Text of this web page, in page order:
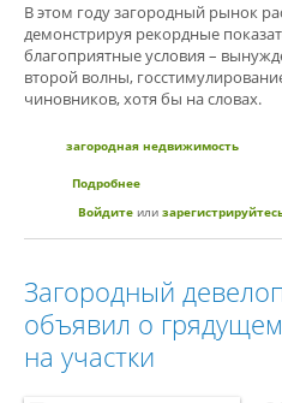
В этом году загородный рынок
демонстрируя рекордные
благоприятные условия –
второй волны,
чиновников, хотя бы на словах.
загородная недвижимость
Подробнее
строительство
Войдите или
Загородный
объявил о
на участки